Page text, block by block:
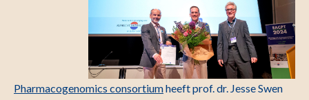
Pharmacogenomics consortiumheeft prof. dr. Jesse Swen